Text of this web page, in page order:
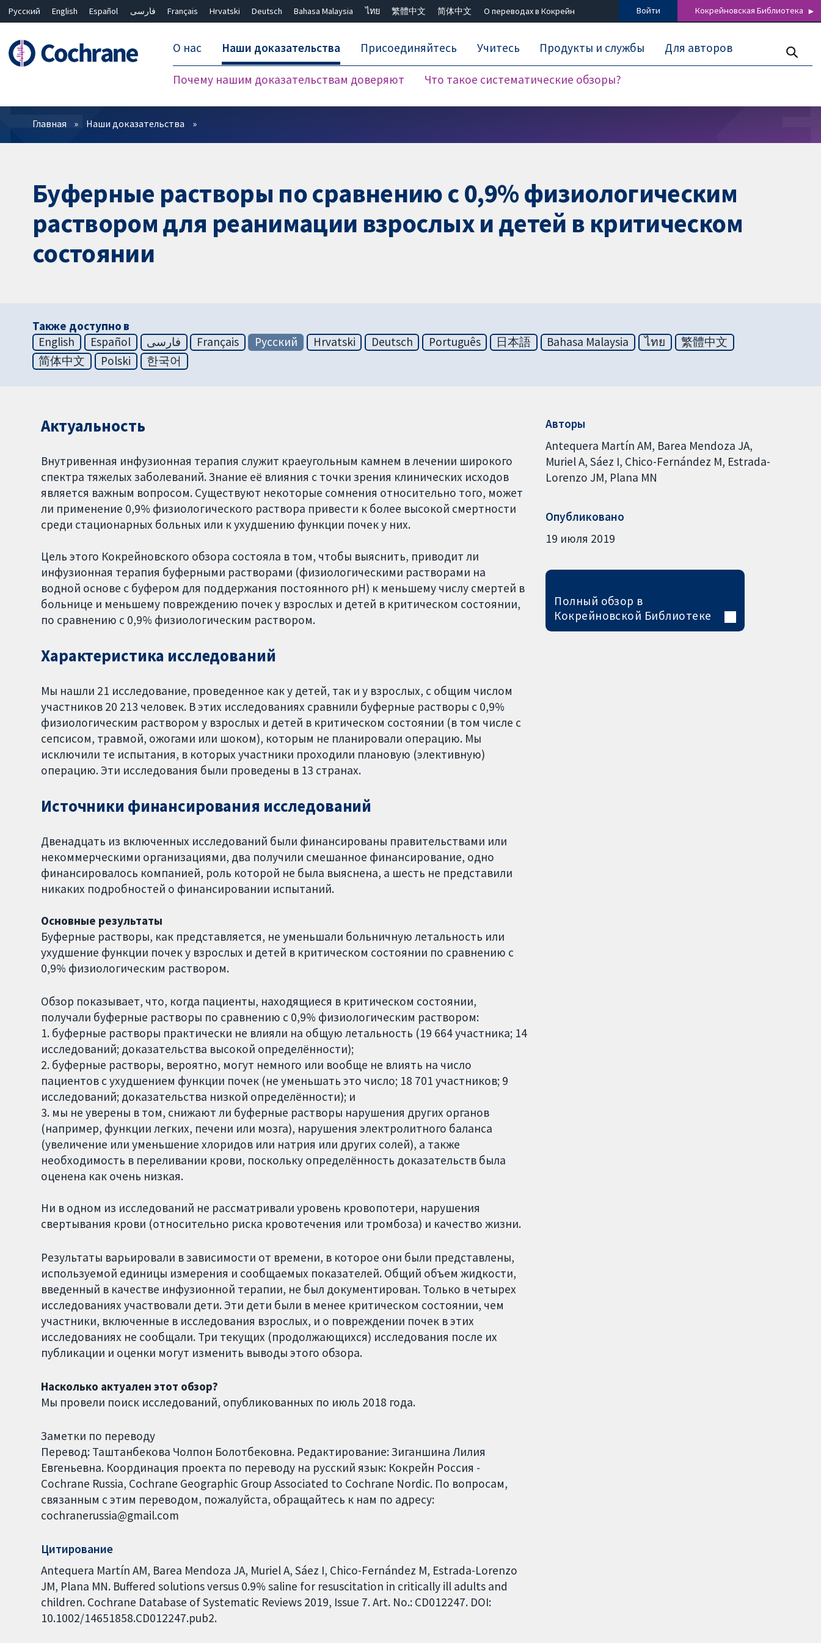
Русский English Español فارسی Français Hrvatski Deutsch Bahasa Malaysia ไทย 繁體中文 简体中文 О переводах в Кокрейн Войти Кокрейновская Библиотека
О нас Наши доказательства
Почему нашим доказательствам доверяют Что такое систематические обзоры?
Присоединяйтесь Учитесь Продукты и службы Для авторов
Фильтры
Главная Наши доказательства
Буферные растворы по сравнению с 0,9% физиологическим
раствором для реанимации взрослых и детей в критическом
состоянии
Также доступно в
English
Español فارسی Français Русский Hrvatski Deutsch Português 日本語 Bahasa Malaysia ไทย
繁體中文
简体中文
Polski 한국어
Актуальность
Внутривенная инфузионная терапия служит краеугольным камнем в лечении широкого
спектра тяжелых заболеваний. Знание её влияния с точки зрения клинических исходов
является важным вопросом. Существуют некоторые сомнения относительно того, может
ли применение 0,9% физиологического раствора привести к более высокой смертности
среди стационарных больных или к ухудшению функции почек у них.
Цель этого Кокрейновского обзора состояла в том, чтобы выяснить, приводит ли
инфузионная терапия буферными растворами (физиологическими растворами на
водной основе с буфером для поддержания постоянного рН) к меньшему числу смертей в
больнице и меньшему повреждению почек у взрослых и детей в критическом состоянии,
по сравнению с 0,9% физиологическим раствором.
Характеристика исследований
Мы нашли 21 исследование, проведенное как у детей, так и у взрослых, с общим числом
участников 20 213 человек. В этих исследованиях сравнили буферные растворы с 0,9%
физиологическим раствором у взрослых и детей в критическом состоянии (в том числе с
сепсисом, травмой, ожогами или шоком), которым не планировали операцию. Мы
исключили те испытания, в которых участники проходили плановую (элективную)
операцию. Эти исследования были проведены в 13 странах.
Источники финансирования исследований
Двенадцать из включенных исследований были финансированы правительствами или
некоммерческими организациями, два получили смешанное финансирование, одно
финансировалось компанией, роль которой не была выяснена, а шесть не представили
никаких подробностей о финансировании испытаний.
Основные результаты
Буферные растворы, как представляется, не уменьшали больничную летальность или
ухудшение функции почек у взрослых и детей в критическом состоянии по сравнению с
0,9% физиологическим раствором.
Обзор показывает, что, когда пациенты, находящиеся в критическом состоянии,
получали буферные растворы по сравнению с 0,9% физиологическим раствором:
1. буферные растворы практически не влияли на общую летальность (19 664 участника; 14
исследований; доказательства высокой определённости);
2. буферные растворы, вероятно, могут немного или вообще не влиять на число
пациентов с ухудшением функции почек (не уменьшать это число; 18 701 участников; 9
исследований; доказательства низкой определённости); и
3. мы не уверены в том, снижают ли буферные растворы нарушения других органов
(например, функции легких, печени или мозга), нарушения электролитного баланса
(увеличение или уменьшение хлоридов или натрия или других солей), а также
необходимость в переливании крови, поскольку определённость доказательств была
оценена как очень низкая.
Ни в одном из исследований не рассматривали уровень кровопотери, нарушения
свертывания крови (относительно риска кровотечения или тромбоза) и качество жизни.
Результаты варьировали в зависимости от времени, в которое они были представлены,
используемой единицы измерения и сообщаемых показателей. Общий объем жидкости,
введенный в качестве инфузионной терапии, не был документирован. Только в четырех
исследованиях участвовали дети. Эти дети были в менее критическом состоянии, чем
участники, включенные в исследования взрослых, и о повреждении почек в этих
исследованиях не сообщали. Три текущих (продолжающихся) исследования после их
публикации и оценки могут изменить выводы этого обзора.
Насколько актуален этот обзор?
Мы провели поиск исследований, опубликованных по июль 2018 года.
Заметки по переводу
Перевод: Таштанбекова Чолпон Болотбековна. Редактирование: Зиганшина Лилия
Евгеньевна. Координация проекта по переводу на русский язык: Кокрейн Россия -
Cochrane Russia, Cochrane Geographic Group Associated to Cochrane Nordic. По вопросам,
связанным с этим переводом, пожалуйста, обращайтесь к нам по адресу:
cochranerussia@gmail.com
Цитирование
Antequera Martín AM, Barea Mendoza JA, Muriel A, Sáez I, Chico-Fernández M, Estrada-Lorenzo
JM, Plana MN. Buffered solutions versus 0.9% saline for resuscitation in critically ill adults and
children. Cochrane Database of Systematic Reviews 2019, Issue 7. Art. No.: CD012247. DOI:
10.1002/14651858.CD012247.pub2.
Авторы
Antequera Martín AM Barea Mendoza JA
Muriel A Sáez I Chico-Fernández M Estrada-
Lorenzo JM Plana MN
Опубликовано
19 июля 2019
Полный обзор в
Кокрейновской Библиотеке